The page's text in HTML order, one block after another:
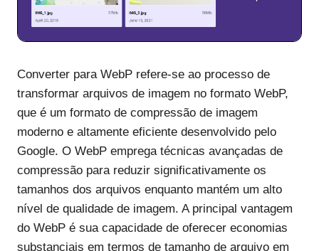
Converter para WebP refere-se ao processo de
transformar arquivos de imagem no formato WebP,
que é um formato de compressão de imagem
moderno e altamente eficiente desenvolvido pelo
Google. O WebP emprega técnicas avançadas de
compressão para reduzir significativamente os
tamanhos dos arquivos enquanto mantém um alto
nível de qualidade de imagem. A principal vantagem
do WebP é sua capacidade de oferecer economias
substanciais em termos de tamanho de arquivo em